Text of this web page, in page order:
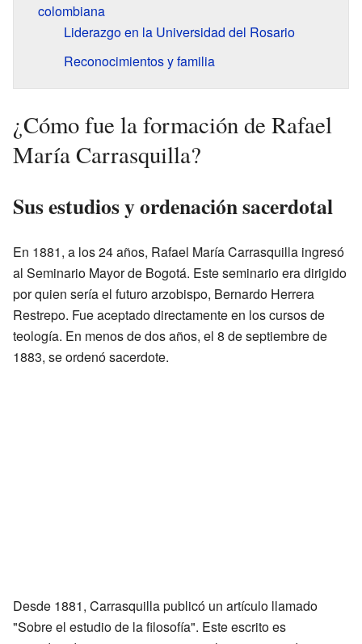
colombiana
Liderazgo en la Universidad del Rosario
Reconocimientos y familia
¿Cómo fue la formación de Rafael
María Carrasquilla?
Sus estudios y ordenación sacerdotal
En 1881, a los 24 años, Rafael María Carrasquilla ingresó
al Seminario Mayor de Bogotá. Este seminario era dirigido
por quien sería el futuro arzobispo, Bernardo Herrera
Restrepo. Fue aceptado directamente en los cursos de
teología. En menos de dos años, el 8 de septiembre de
1883, se ordenó sacerdote.
Desde 1881, Carrasquilla publicó un artículo llamado
"Sobre el estudio de la filosofía". Este escrito es